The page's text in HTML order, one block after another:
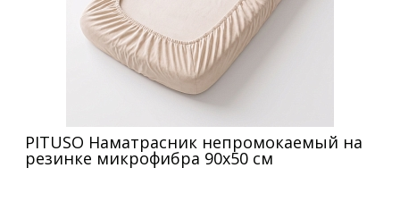
PITUSO Наматрасник непромокаемый на
резинке микрофибра 90х50 см